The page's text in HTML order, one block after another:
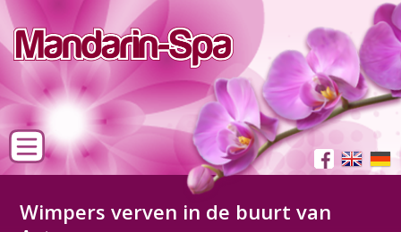
Wimpers verven in de buurt van